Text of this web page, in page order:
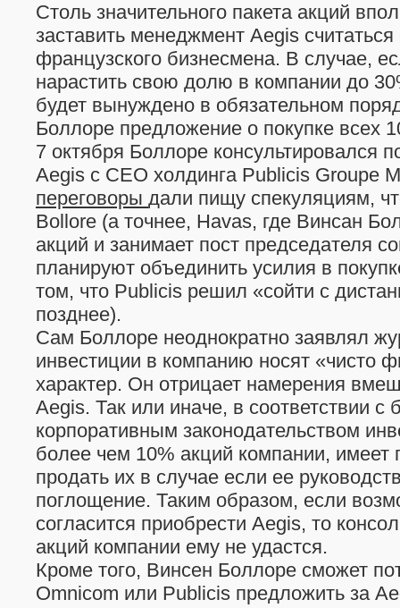
Столь значительного пакета акций
заставить менеджмент Aegis
французского бизнесмена. В случае,
нарастить свою долю в компании до
будет вынуждено в обязательном
Боллоре предложение о покупке всех
7 октября Боллоре консультировался
Aegis с СЕО холдинга Publicis Groupe
переговоры дали пищу спекуляциям,
Bollore (а точнее, Havas, где Винсан
акций и занимает пост председателя
планируют объединить усилия в
том, что Publicis решил «сойти с
позднее).
Сам Боллоре неоднократно заявлял
инвестиции в компанию носят «чисто
характер. Он отрицает намерения
Aegis. Так или иначе, в соответствии с
корпоративным законодательством
более чем 10% акций компании, имеет
продать их в случае если ее
поглощение. Таким образом, если
согласится приобрести Aegis, то
акций компании ему не удастся.
Кроме того, Винсен Боллоре сможет
Omnicom или Publicis предложить за